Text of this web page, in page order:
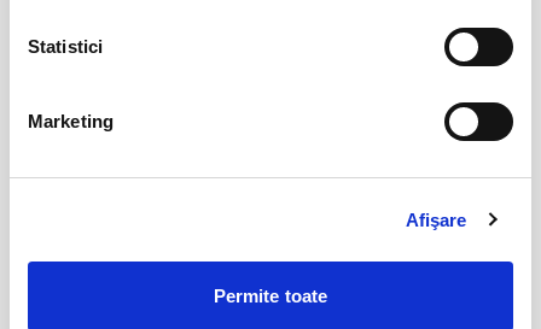
Statistici
Marketing
Afişare
Permite toate
aug